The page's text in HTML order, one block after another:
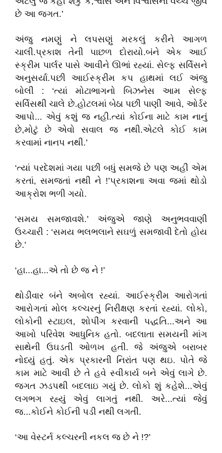
છે આ જગત.’
અંજુ નમણું ને લપસણું મરકલું કરીને આગળ
ચાલી.પ્રકાશ તેની પાછળ દોરાયો.બંને એક આઈ
સ્ક્રીમ પાર્લર પાસે આવીને ઊભાં રહ્યાં. સેલ્ફ સર્વિસને
અનુસર્યા.પછી આઈસ્ક્રીમ કપ હાથમાં લઈ અંજુ
બોલી : ‘ત્યાં મોટાભાગનો બિઝનેસ આમ સેલ્ફ
સર્વિસથી ચાલે છે.હોટલમાં બેઠા પછી પાણી આવે, ઓર્ડર
આપો... એવું કશું જ નહી.ત્યાં કોઈના માટે કામ નાનું
છે,મોટું છે એવો સવાલ જ નથી.એટલે કોઈ કામ
કરવામાં નાનપ નથી.’
‘ત્યાં પરદેશમાં ગયા પછી બધું સમજે છે પણ અહીં એમ
કરતાં, સમજતાં નથી ને !’પ્રકાશના અવા જમાં થોડો
આક્રોશ ભળી ગયો.
‘સમય સમજાવશે.’ અંજુએ જાણે અનુભવવાણી
ઉચ્ચારી : ‘સમય ભલભલાને સઘળું સમજાવી દેતો હોય
છે.’
‘હા...હા...એ તો છે જ ને !’
થોડીવાર બંને અબોલ રહ્યાં. આઈસ્ક્રીમ આરોગતાં
આરોગતાં મોલ કલ્ચરનું નિરીક્ષણ કરતાં રહ્યાં. લોકો,
લોકોની સ્ટાઇલ, શોપીંગ કરવાની પદ્ધતિ...અને આ
આખો પરિવેશ આધુનિક હતો. બદલાતા સમયની માંગ
સાથેની ઉઘડતી ઓળખ હતી. જે અંજુએ બરાબર
નોધ્યું હતું. એક પ્રકારની નિરાંત પણ થઇ. પોતે જે
કામ માટે આવી છે તે હવે સ્વીકાર્ય બને એવું લાગે છે.
જગત ઝડપથી બદલાઇ ગયું છે. લોકો શું કહેશે...એવું
લગભગ રહ્યું એવું લાગતું નથી. અરે...ત્યાં જેવું
જ...કોઈને કોઈની પડી નથી લગતી.
‘આ વેસ્ટર્ન કલ્ચરની નકલ જ છે ને !?’